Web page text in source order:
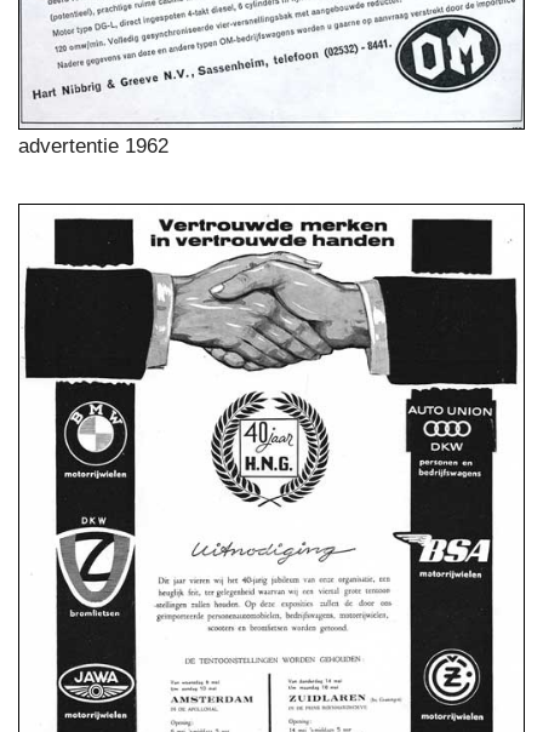
advertentie 1962